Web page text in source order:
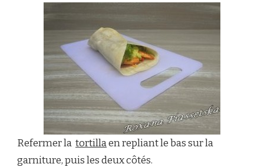
Refermer la tortillaen repliant le bas sur la
garniture, puis les deux côtés.